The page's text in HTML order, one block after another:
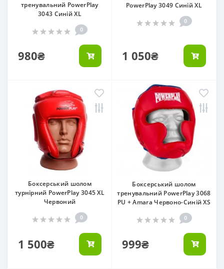
тренувальний PowerPlay
3043 Синій XL
0
980₴
PowerPlay 3049 Синій XL
0
1 050₴
Боксерський шолом
турнірний PowerPlay 3045 XL
Червоний
0
1 500₴
Боксерський шолом
тренувальний PowerPlay 3068
PU + Amara Червоно-Синій XS
0
999₴